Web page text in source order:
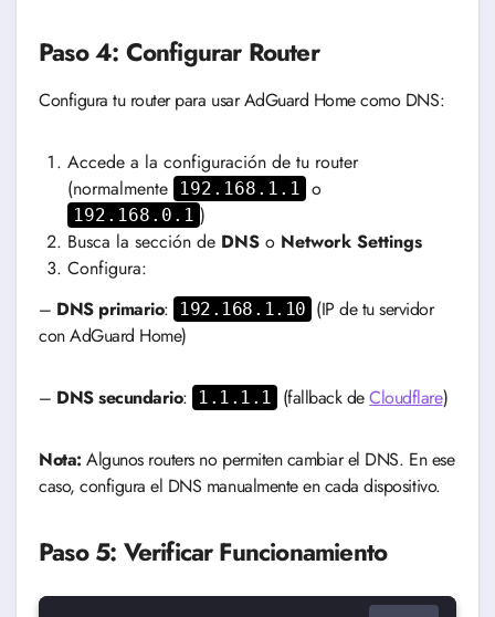
Paso 4: Configurar Router
Configura tu router para usar AdGuard Home como DNS:
Accede a la configuración de tu router
(normalmente
192.168.1.1 o
192.168.0.1 )
Busca la sección de DNSo Network Settings
Configura:
– DNS primario: 192.168.1.10 (IP de tu servidor
con AdGuard Home)
– DNS secundario: 1.1.1.1 (fallback deCloudflare)
Nota: Algunos routers no permiten cambiar el DNS. En ese
caso, configura el DNS manualmente en cada dispositivo.
Paso 5: Verificar Funcionamiento